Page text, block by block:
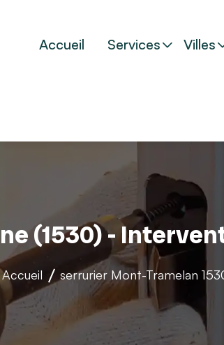
Accueil Services Villes
(1530) -
Accueil serrurier Mont-Tramelan